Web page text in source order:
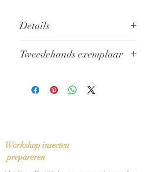
Details
Auteur: Patricia de Martelaere
Taal: Nederlands
Tweedehands exemplaar
Workshop insecten
prepareren